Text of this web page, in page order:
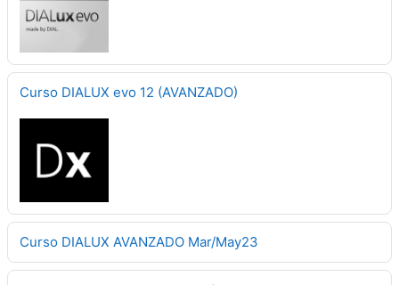
Curso DIALUX evo 12 (AVANZADO)
Curso DIALUX AVANZADO Mar/May23